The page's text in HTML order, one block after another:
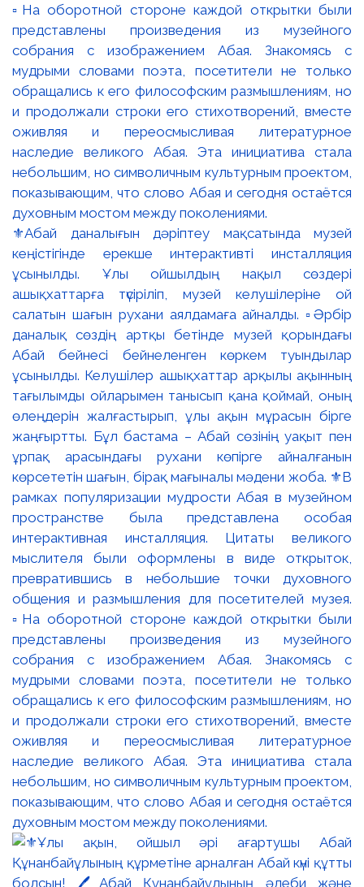
⚜️Абай даналығын дәріптеу мақсатында музей
кеңістігінде ерекше интерактивті инсталляция
ұсынылды. Ұлы ойшылдың нақыл сөздері
ашықхаттарға түсіріліп, музей келушілеріне ой
салатын шағын рухани аялдамаға айналды. ▫️Әрбір
даналық сөздің артқы бетінде музей қорындағы
Абай бейнесі бейнеленген көркем туындылар
ұсынылды. Келушілер ашықхаттар арқылы ақынның
тағылымды ойларымен танысып қана қоймай, оның
өлеңдерін жалғастырып, ұлы ақын мұрасын бірге
жаңғыртты. Бұл бастама – Абай сөзінің уақыт пен
ұрпақ арасындағы рухани көпірге айналғанын
көрсететін шағын, бірақ мағыналы мәдени жоба. ⚜️В
рамках популяризации мудрости Абая в музейном
пространстве была представлена особая
интерактивная инсталляция. Цитаты великого
мыслителя были оформлены в виде открыток,
превратившись в небольшие точки духовного
общения и размышления для посетителей музея.
▫️На оборотной стороне каждой открытки были
представлены произведения из музейного
собрания с изображением Абая. Знакомясь с
мудрыми словами поэта, посетители не только
обращались к его философским размышлениям, но
и продолжали строки его стихотворений, вместе
оживляя и переосмысливая литературное
наследие великого Абая. Эта инициатива стала
небольшим, но символичным культурным проектом,
показывающим, что слово Абая и сегодня остаётся
духовным мостом между поколениями.